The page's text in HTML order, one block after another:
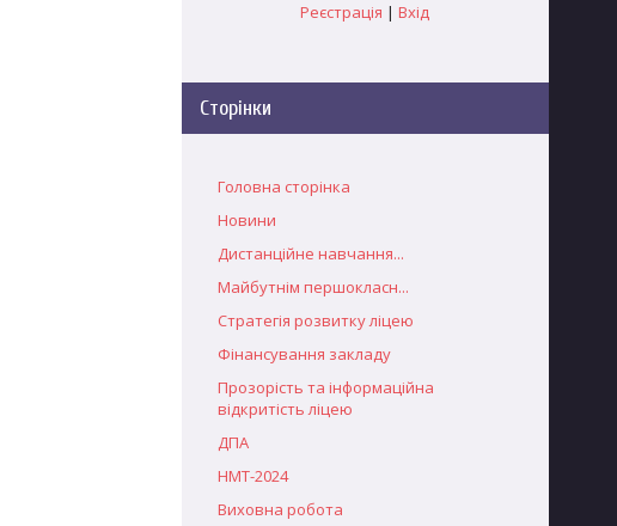
Реєстрація | Вхід
Сторінки
Головна сторінка
Новини
Дистанційне навчання...
Майбутнім першокласн...
Стратегія розвитку ліцею
Фінансування закладу
Прозорість та інформаційна
відкритість ліцею
ДПА
НМТ-2024
Виховна робота